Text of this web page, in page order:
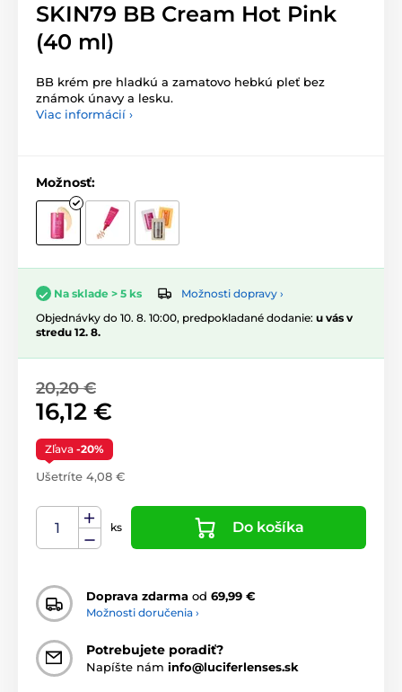
SKIN79 BB Cream Hot Pink
(40 ml)
BB krém pre hladkú a zamatovo hebkú pleť bez
známok únavy a lesku.
Viac informácií ›
Možnosť:
Na sklade > 5 ks
Možnosti dopravy ›
Objednávky do 10. 8. 10:00, predpokladané dodanie: u vás v
stredu 12. 8.
20,20 €
16,12 €
Zľava -20%
Ušetríte 4,08 €
ks Do košíka
Doprava zdarma od 69,99 €
Možnosti doručenia ›
Potrebujete poradiť?
Napíšte nám info@luciferlenses.sk